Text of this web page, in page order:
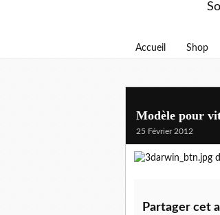
Accueil Shop
Modèle pour
25 Février 2012
Partager cet